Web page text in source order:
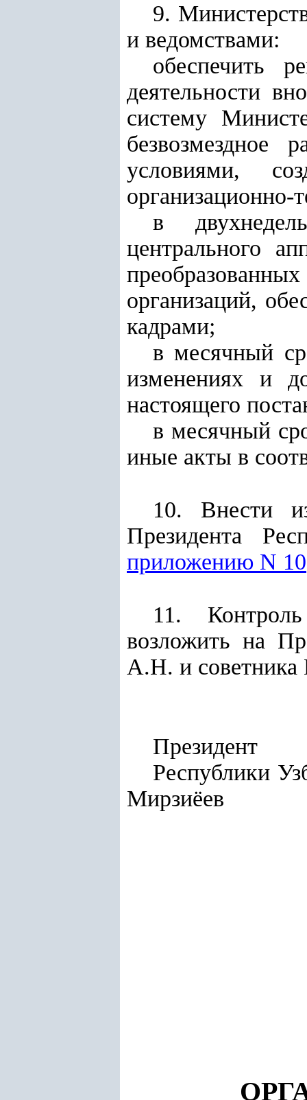
9.
и ведомствами:
обеспечить
деятельности
систему
условиями,
организационно-
в
центрального
организаций,
кадрами;
в месячный
изменениях и
настоящего
в месячный
иные акты в
10. Внести
Президента
приложению N 10
11.
возложить на
А.Н. и советника
Президент
Мирзиёев